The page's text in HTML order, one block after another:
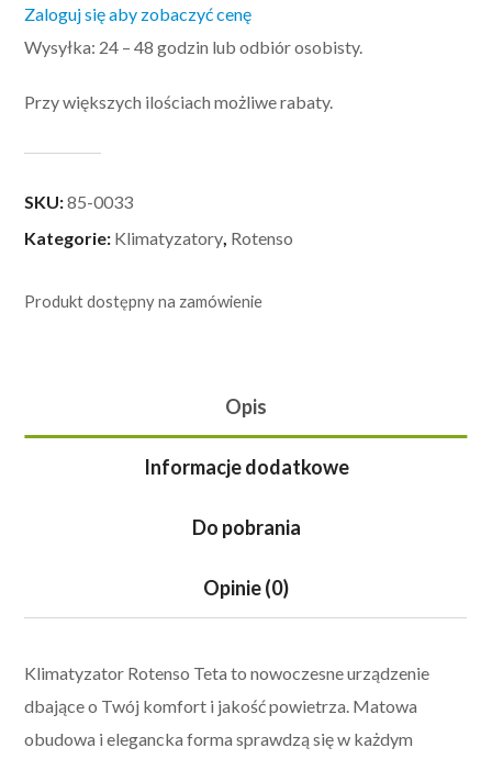
Zaloguj się aby zobaczyć cenę
Wysyłka: 24 – 48 godzin lub odbiór osobisty.
Przy większych ilościach możliwe rabaty.
SKU:85-0033
Kategorie: Klimatyzatory Rotenso
Produkt dostępny na zamówienie
Opis
Informacje dodatkowe
Do pobrania
Opinie (0)
Klimatyzator Rotenso Teta to nowoczesne urządzenie
dbające o Twój komfort i jakość powietrza. Matowa
obudowa i elegancka forma sprawdzą się w każdym